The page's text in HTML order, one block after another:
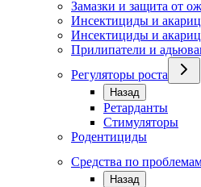
Замазки и защита от
Инсектициды и
Инсектициды и
Прилипатели и
Регуляторы роста
Назад
Ретарданты
Стимуляторы
Родентициды
Средства по
Назад